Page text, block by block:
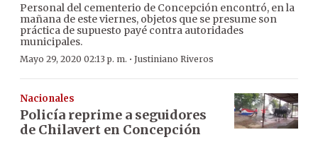
Personal del cementerio de Concepción encontró, en la
mañana de este viernes, objetos que se presume son
práctica de supuesto payé contra autoridades
municipales.
Mayo 29, 2020 02:13 p. m. · Justiniano Riveros
Nacionales
Policía reprime a seguidores
de Chilavert en Concepción